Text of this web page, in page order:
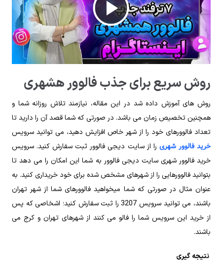
پخش
ویدیو
روش سریع برای جذب فالوور هشهری
روش های آموزش داده شد در این مقاله، نیازمند تلاش روزانه شما و
همچنین تخصیص زمان می باشد. در صورتی که شما قصد آن را دارید تا
تعداد فالوورهای خود را از شهر خاص افزایش دهید، می توانید سرویس
خرید فالوور شهری را از سایت دیجی فالوور ثبت سفارش کنید. سرویس
خرید فالوور شهری سایت دیجی فالوور به شما این امکان را می دهد تا
بتوانید فالوورهایی را از شهرهای مشخص شده برای خود خریداری کنید. به
عنوان مثال در صورتی که شما میخواهید فالوورهای شما از شهر تهران
باشند، می توانید سرویس 3207 را ثبت سفارش کنید؛ اشخاصی که پس
از خرید این سرویس شما را فالو می کنند از شهرهای تهران و کرج می
باشند.
نتیجه گیری